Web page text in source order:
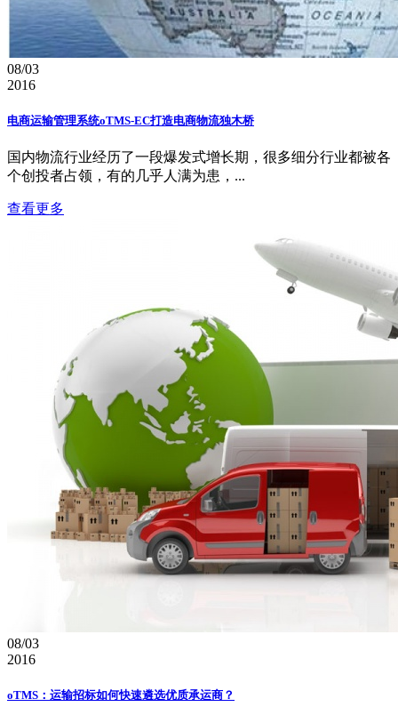
08/03
2016
电商运输管理系统oTMS-EC打造电商物流独木桥
国内物流行业经历了一段爆发式增长期，很多细分行业都被各
个创投者占领，有的几乎人满为患，...
查看更多
08/03
2016
oTMS：运输招标如何快速遴选优质承运商？